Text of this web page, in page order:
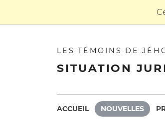
LES TÉMOINS DE
SITUATION
ACCUEIL NOUVELLES